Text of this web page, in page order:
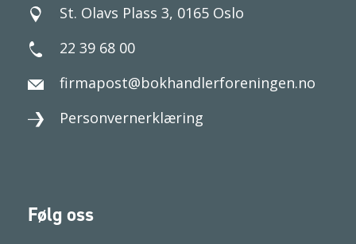
St. Olavs Plass 3, 0165 Oslo
22 39 68 00
firmapost@bokhandlerforeningen.no
Personvernerklæring
Følg oss